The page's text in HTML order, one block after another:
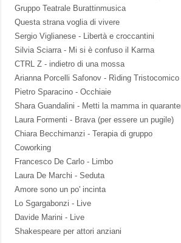
Gruppo Teatrale Burattinmusica
Questa strana voglia di vivere
Sergio Viglianese - Libertà e croccantini
Silvia Sciarra - Mi si è confuso il Karma
CTRL Z - indietro di una mossa
Arianna Porcelli Safonov - Rìding
Pietro Sparacino - Occhiaie
Shara Guandalini - Metti la mamma in
Laura Formenti - Brava (per essere un pugile)
Chiara Becchimanzi - Terapia di gruppo
Coworking
Francesco De Carlo - Limbo
Laura De Marchi - Seduta
Amore sono un po' incinta
Lo Sgargabonzi - Live
Davide Marini - Live
Shakespeare per attori anziani